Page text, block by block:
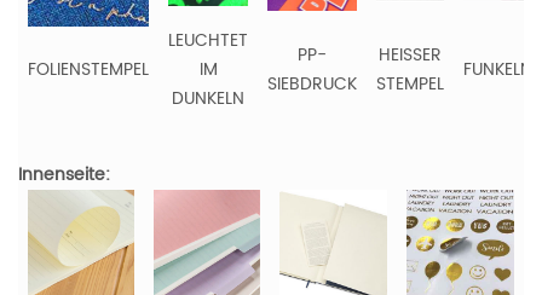
FOLIENSTEMPEL
LEUCHTET
IM
DUNKELN
PP-
SIEBDRUCK
HEISSER
STEMPEL
FUNKELN
Innenseite: